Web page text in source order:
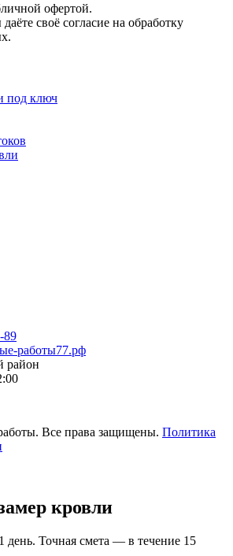
офертой.
своё согласие на обработку
под ключ
89
работы77.рф
район
Все права защищены. Политика
кровли
день. Точная смета — в течение 15